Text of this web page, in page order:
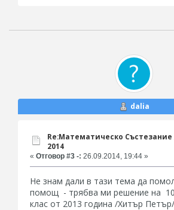
dalia
Re:Математическо
2014
« Отговор #3 -: 26.09.2014, 19:44 »
Не знам дали в тази тема да
помощ - трябва ми решение на 10
клас от 2013 година /Хитър